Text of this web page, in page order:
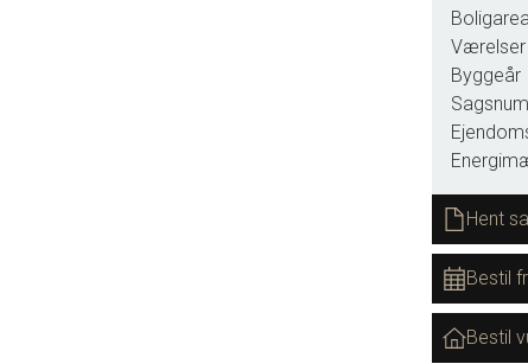
Værelser
Byggeår
Hent
Bestil
Bestil